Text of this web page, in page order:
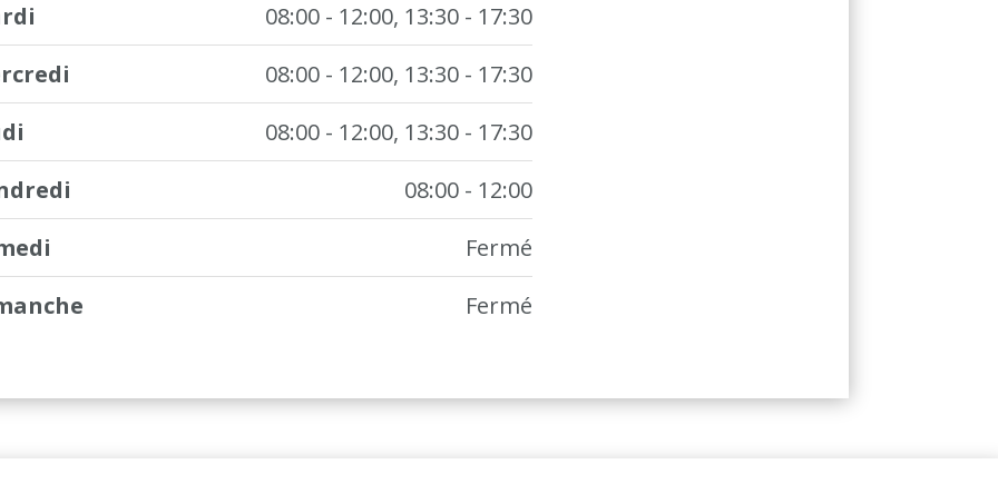
08:00 - 12:00, 13:30 - 17:30
08:00 - 12:00, 13:30 - 17:30
08:00 - 12:00, 13:30 - 17:30
08:00 - 12:00
Fermé
Fermé